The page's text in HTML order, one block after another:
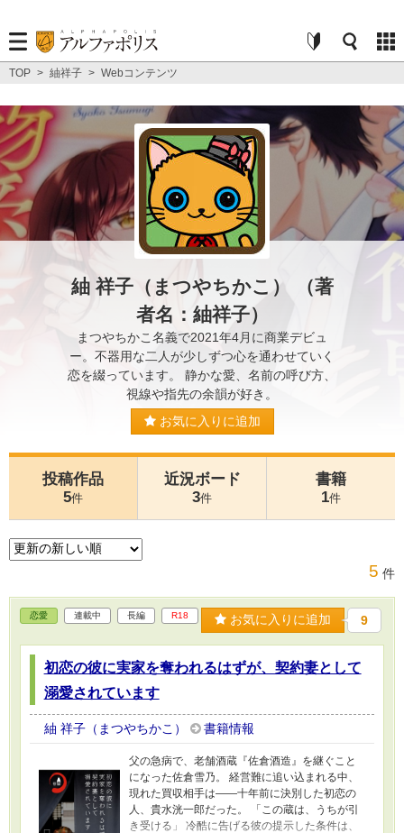
TOP > 紬祥子 > Webコンテンツ
紬 祥子（まつやちかこ） （著
者名：紬祥子）
まつやちかこ名義で2021年4月に商業デビュ
ー。不器用な二人が少しずつ心を通わせていく
恋を綴っています。 静かな愛、名前の呼び方、
視線や指先の余韻が好き。
お気に入りに追加
投稿作品
5件
近況ボード
3件
書籍
1件
5 件
恋愛 連載中 長編 R18 お気に入りに追加 9
初恋の彼に実家を奪われるはずが、契約妻として
溺愛されています
紬 祥子（まつやちかこ） 書籍情報
父の急病で、老舗酒蔵『佐倉酒造』を継ぐこと
になった佐倉雪乃。 経営難に追い込まれる中、
現れた買収相手は――十年前に決別した初恋の
人、貴水洸一郎だった。 「この蔵は、うちが引
き受ける」 冷酷に告げる彼の提示した条件は、